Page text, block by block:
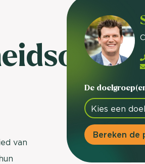
Relevantere communicatie en
customer journey, de
brengen. Benieuwd hoe?
van
De
Bereken de